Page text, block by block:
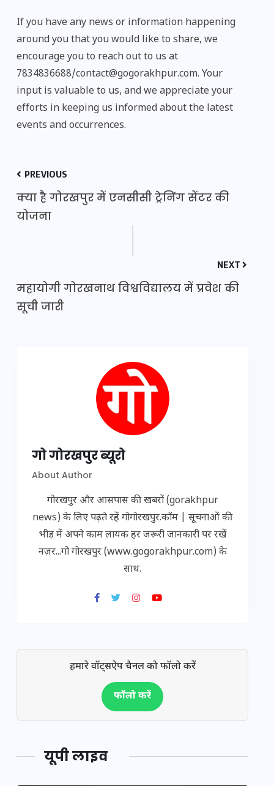
If you have any news or information happening
around you that you would like to share, we
encourage you to reach out to us at
7834836688/contact@gogorakhpur.com. Your
input is valuable to us, and we appreciate your
efforts in keeping us informed about the latest
events and occurrences.
PREVIOUS
क्या है गोरखपुर में एनसीसी ट्रेनिंग सेंटर की
योजना
NEXT
महायोगी गोरखनाथ विश्वविद्यालय में प्रवेश की
सूची जारी
गो गोरखपुर ब्यूरो
About Author
गोरखपुर और आसपास की खबरों (gorakhpur
news) के लिए पढ़ते रहें गोगोरखपुर.कॉम | सूचनाओं की
भीड़ में अपने काम लायक हर जरूरी जानकारी पर रखें
नज़र...गो गोरखपुर (www.gogorakhpur.com) के
साथ.
हमारे वॉट्सऐप चैनल को फॉलो करें
फॉलो करें
यूपी लाइव